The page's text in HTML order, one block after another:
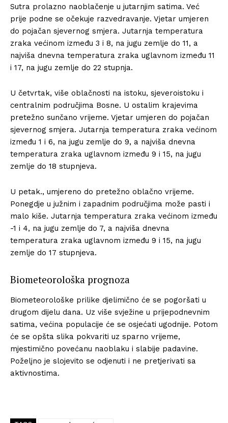
Sutra prolazno naoblačenje u jutarnjim satima. Već
prije podne se očekuje razvedravanje. Vjetar umjeren
do pojačan sjevernog smjera. Jutarnja temperatura
zraka većinom između 3 i 8, na jugu zemlje do 11, a
najviša dnevna temperatura zraka uglavnom između 11
i 17, na jugu zemlje do 22 stupnja.
U četvrtak, više oblačnosti na istoku, sjeveroistoku i
centralnim područjima Bosne. U ostalim krajevima
pretežno sunčano vrijeme. Vjetar umjeren do pojačan
sjevernog smjera. Jutarnja temperatura zraka većinom
između 1 i 6, na jugu zemlje do 9, a najviša dnevna
temperatura zraka uglavnom između 9 i 15, na jugu
zemlje do 18 stupnjeva.
U petak., umjereno do pretežno oblačno vrijeme.
Ponegdje u južnim i zapadnim područjima može pasti i
malo kiše. Jutarnja temperatura zraka većinom između
-1 i 4, na jugu zemlje do 7, a najviša dnevna
temperatura zraka uglavnom između 9 i 15, na jugu
zemlje do 17 stupnjeva.
Biometeorološka prognoza
Biometeorološke prilike djelimično će se pogoršati u
drugom dijelu dana. Uz više svježine u prijepodnevnim
satima, većina populacije će se osjećati ugodnije. Potom
će se opšta slika pokvariti uz sparno vrijeme,
mjestimično povećanu naoblaku i slabije padavine.
Poželjno je slojevito se odjenuti i ne pretjerivati sa
aktivnostima.